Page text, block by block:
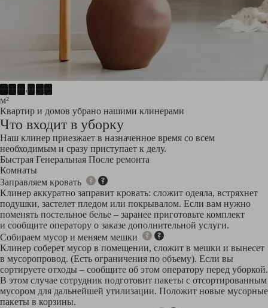
7 8 , 0
1
м²
Квартир и домов убрано нашими клинерами
Что входит в уборку
Наш клинер приезжает в назначенное время со всем
необходимым и сразу приступает к делу.
Быстрая Генеральная После ремонта
Комнаты
Заправляем кровать
Клинер аккуратно заправит кровать: сложит одеяла, встряхнет
подушки, застелет пледом или покрывалом. Если вам нужно
поменять постельное белье – заранее приготовьте комплект
и сообщите оператору о заказе дополнительной услуги.
Собираем мусор и меняем мешки
Клинер соберет мусор в помещении, сложит в мешки и вынесет
в мусоропровод. (Есть ограничения по объему). Если вы
сортируете отходы – сообщите об этом оператору перед уборкой.
В этом случае сотрудник подготовит пакеты с отсортированным
мусором для дальнейшей утилизации. Положит новые мусорные
пакеты в корзины.